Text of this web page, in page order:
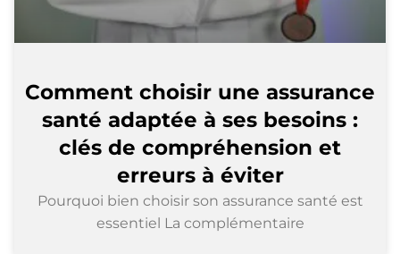
Comment choisir une assurance
santé adaptée à ses besoins :
clés de compréhension et
erreurs à éviter
Pourquoi bien choisir son assurance santé est
essentiel La complémentaire